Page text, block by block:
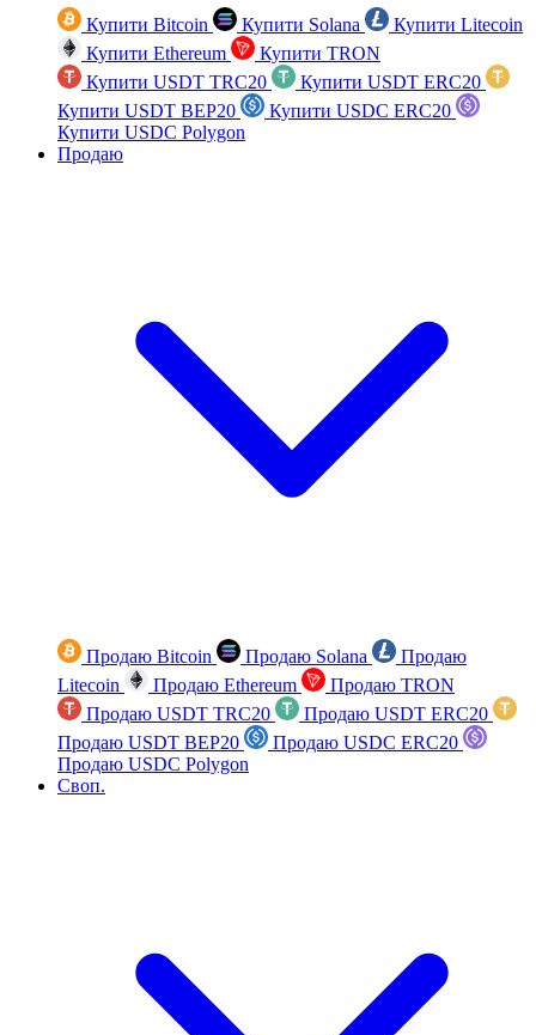
Купити Bitcoin Купити Solana
Купити Litecoin
Купити Ethereum
Купити TRON
Купити USDT TRC20
Купити USDT ERC20
Купити USDT BEP20
Купити USDC ERC20
Купити USDC Polygon
Продаю
Продаю Bitcoin Продаю Solana
Продаю
Litecoin
Продаю Ethereum
Продаю TRON
Продаю USDT TRC20
Продаю USDT ERC20
Продаю USDT BEP20
Продаю USDC ERC20
Продаю USDC Polygon
Своп.